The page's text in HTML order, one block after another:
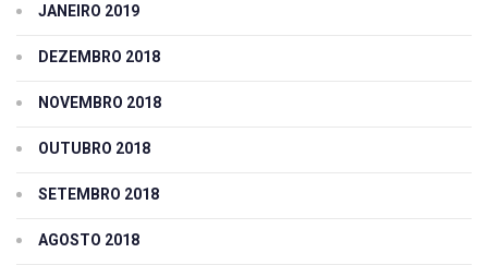
JANEIRO 2019
DEZEMBRO 2018
NOVEMBRO 2018
OUTUBRO 2018
SETEMBRO 2018
AGOSTO 2018